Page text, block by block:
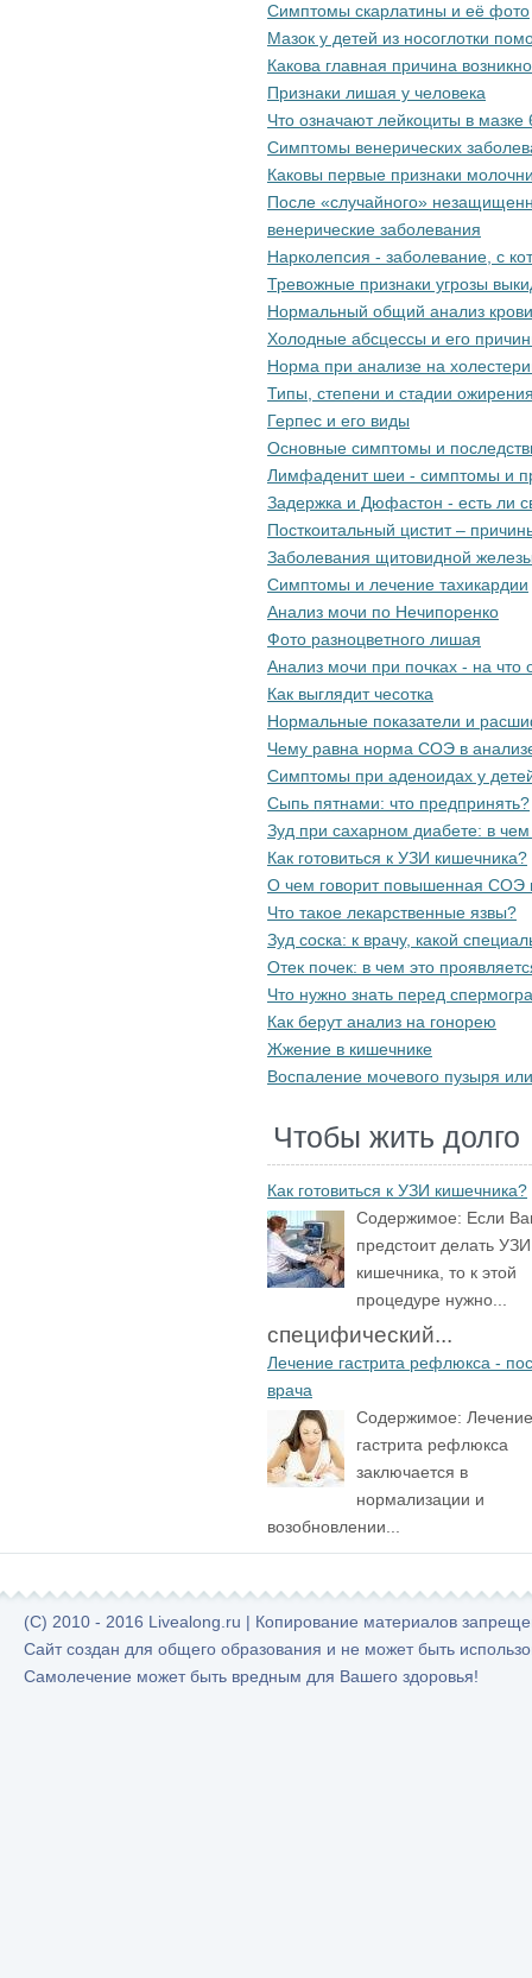
Симптомы скарлатины и её фото
Мазок у детей из носоглотки
Какова главная причина
Признаки лишая у человека
Что означают лейкоциты в мазке
Симптомы венерических
Каковы первые признаки
После «случайного»
венерические заболевания
Нарколепсия - заболевание, с
Тревожные признаки угрозы
Нормальный общий анализ крови
Холодные абсцессы и его
Норма при анализе на
Типы, степени и стадии
Герпес и его виды
Основные симптомы и
Лимфаденит шеи - симптомы и
Задержка и Дюфастон - есть ли
Посткоитальный цистит –
Заболевания щитовидной
Симптомы и лечение тахикардии
Анализ мочи по Нечипоренко
Фото разноцветного лишая
Анализ мочи при почках - на что
Как выглядит чесотка
Нормальные показатели и
Чему равна норма СОЭ в
Симптомы при аденоидах у
Сыпь пятнами: что предпринять?
Зуд при сахарном диабете: в
Как готовиться к УЗИ кишечника?
О чем говорит повышенная СОЭ
Что такое лекарственные язвы?
Зуд соска: к врачу, какой
Отек почек: в чем это
Что нужно знать перед
Как берут анализ на гонорею
Жжение в кишечнике
Воспаление мочевого пузыря
Чтобы жить долго
Как готовиться к УЗИ кишечника?
Содержимое: Если
предстоит делать УЗИ
кишечника, то к этой
процедуре нужно...
специфический...
Лечение гастрита рефлюкса -
врача
Содержимое: Лечение
гастрита рефлюкса
заключается в
нормализации и
возобновлении...
(C) 2010 - 2016 Livealong.ru | Копирование материалов
Сайт создан для общего образования и не может быть
Самолечение может быть вредным для Вашего здоровья!